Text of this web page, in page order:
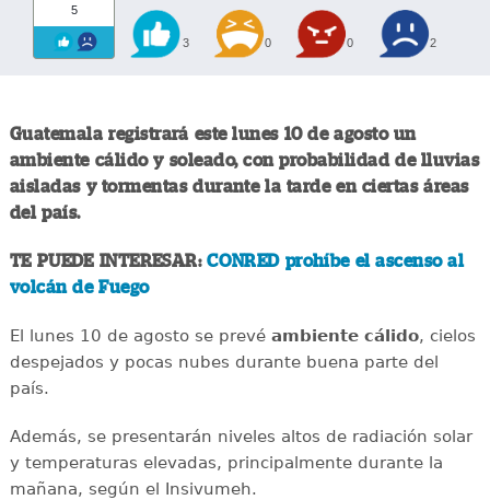
5
3 0 0 2
Guatemala registrará este lunes 10 de agosto un
ambiente cálido y soleado, con probabilidad de lluvias
aisladas y tormentas durante la tarde en ciertas áreas
del país.
TE PUEDE INTERESAR:CONRED prohíbe el ascenso al
volcán de Fuego
El lunes 10 de agosto se prevé ambiente cálido, cielos
despejados y pocas nubes durante buena parte del
país.
Además, se presentarán niveles altos de radiación solar
y temperaturas elevadas, principalmente durante la
mañana, según el Insivumeh.